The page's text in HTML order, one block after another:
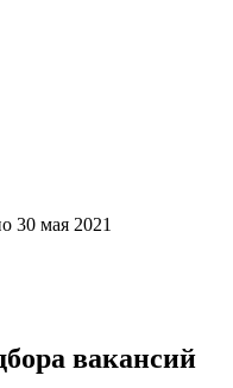
30 мая 2021
вакансий